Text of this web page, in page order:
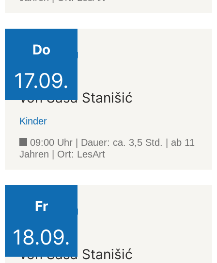
Do
17.09.
Veranstaltung
Wolf
von Saša Stanišić
Kinder
09:00 Uhr | Dauer: ca. 3,5 Std. | ab 11
Jahren | Ort: LesArt
Fr
18.09.
Veranstaltung
Wolf
von Saša Stanišić